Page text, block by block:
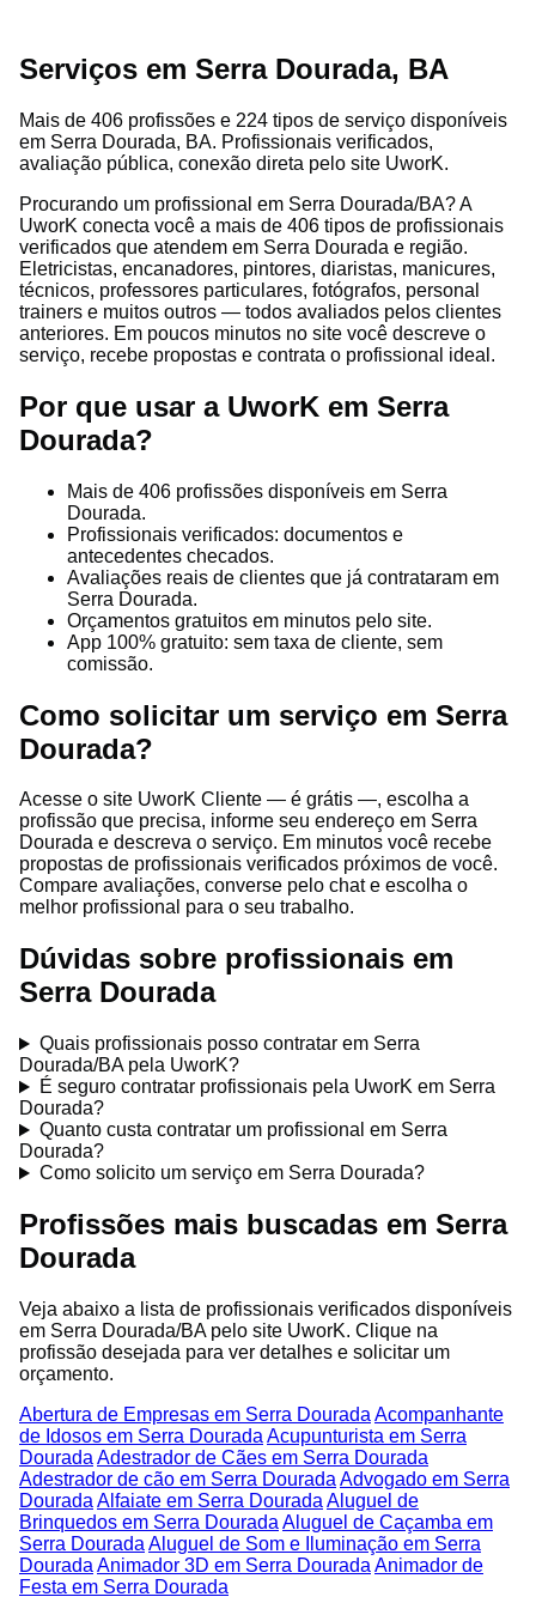
Serviços em Serra Dourada, BA
Mais de 406 profissões e 224 tipos de serviço disponíveis
em Serra Dourada, BA. Profissionais verificados,
avaliação pública, conexão direta pelo site UworK.
Procurando um profissional em Serra Dourada/BA? A
UworK conecta você a mais de 406 tipos de profissionais
verificados que atendem em Serra Dourada e região.
Eletricistas, encanadores, pintores, diaristas, manicures,
técnicos, professores particulares, fotógrafos, personal
trainers e muitos outros — todos avaliados pelos clientes
anteriores. Em poucos minutos no site você descreve o
serviço, recebe propostas e contrata o profissional ideal.
Por que usar a UworK em Serra
Dourada?
Mais de 406 profissões disponíveis em Serra
Dourada.
Profissionais verificados: documentos e
antecedentes checados.
Avaliações reais de clientes que já contrataram em
Serra Dourada.
Orçamentos gratuitos em minutos pelo site.
App 100% gratuito: sem taxa de cliente, sem
comissão.
Como solicitar um serviço em Serra
Dourada?
Acesse o site UworK Cliente — é grátis —, escolha a
profissão que precisa, informe seu endereço em Serra
Dourada e descreva o serviço. Em minutos você recebe
propostas de profissionais verificados próximos de você.
Compare avaliações, converse pelo chat e escolha o
melhor profissional para o seu trabalho.
Dúvidas sobre profissionais em
Serra Dourada
Quais profissionais posso contratar em Serra
Dourada/BA pela UworK?
É seguro contratar profissionais pela UworK em Serra
Dourada?
Quanto custa contratar um profissional em Serra
Dourada?
Como solicito um serviço em Serra Dourada?
Profissões mais buscadas em Serra
Dourada
Veja abaixo a lista de profissionais verificados disponíveis
em Serra Dourada/BA pelo site UworK. Clique na
profissão desejada para ver detalhes e solicitar um
orçamento.
Abertura de Empresas em Serra Dourada Acompanhante
de Idosos em Serra Dourada Acupunturista em Serra
Dourada Adestrador de Cães em Serra Dourada
Adestrador de cão em Serra Dourada Advogado em Serra
Dourada Alfaiate em Serra Dourada Aluguel de
Brinquedos em Serra Dourada Aluguel de Caçamba em
Serra Dourada Aluguel de Som e Iluminação em Serra
Dourada Animador 3D em Serra Dourada Animador de
Festa em Serra Dourada